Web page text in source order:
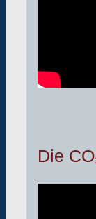
Die